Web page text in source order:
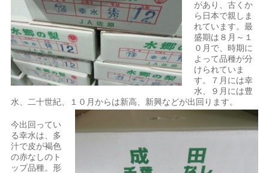
があり、古くか
ら日本で親しま
れています。最
盛期は８月～１
０月で、時期に
よって品種が分
けられていま
す。７月には幸
水、９月には豊
水、二十世紀、１０月からは新高、新興などが出回ります。
今出回ってい
る幸水は、多
汁で皮が褐色
の赤なしのト
ップ品種。形